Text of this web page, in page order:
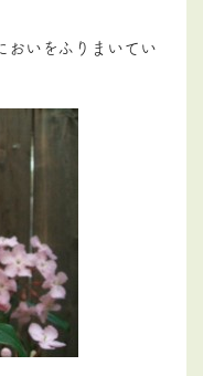
おいをふりまいてい